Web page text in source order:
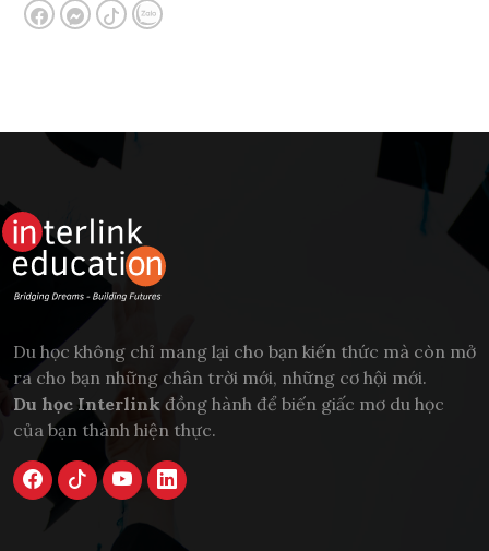
Du học không chỉ mang lại cho bạn kiến thức mà còn mở
ra cho bạn những chân trời mới, những cơ hội mới.
Du học Interlink đồng hành để biến giấc mơ du học
của bạn thành hiện thực.